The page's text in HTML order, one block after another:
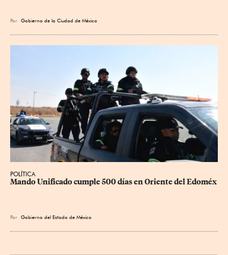
Por Gobierno de la Ciudad de México
POLÍTICA
Mando Unificado cumple 500 días en Oriente del Edoméx
Por Gobierno del Estado de México